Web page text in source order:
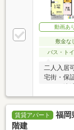
動画あ
敷金な
バス・ト
二人入居
宅街・保
カード決
賃貸アパート
福岡
階建